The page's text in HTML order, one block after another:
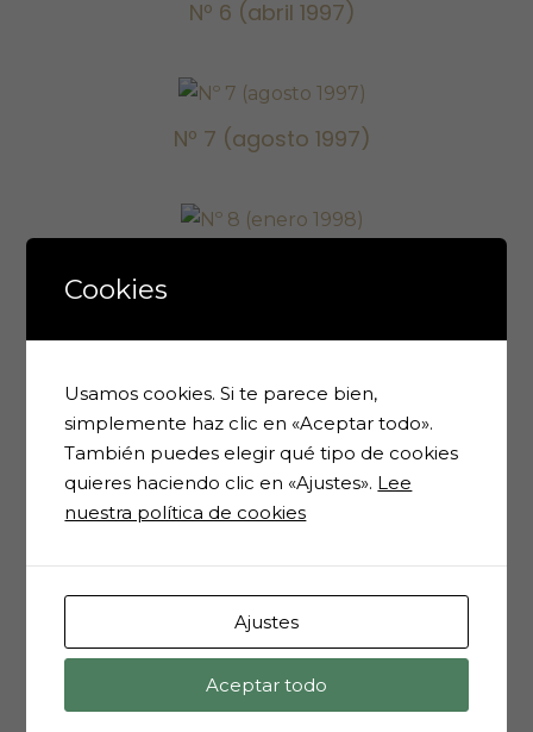
1997)
Nº 6 (abril 1997)
Nº 7 (agosto
1997)
Nº 7 (agosto 1997)
Nº 8 (enero
1998)
Nº 9 (abril 1998)
Nº 10 (julio
1998)
Nº 10 (julio 1998)
Nº 11 (diciembre
1998)
Nº 11 (diciembre 1998)
Cookies
Usamos cookies. Si te parece bien,
simplemente haz clic en «Aceptar todo».
También puedes elegir qué tipo de cookies
quieres haciendo clic en «Ajustes». Lee
nuestra política de cookies
Ajustes
Aceptar todo